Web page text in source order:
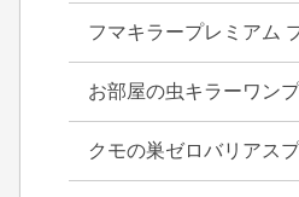
フマキラープレミアム
お部屋の虫キラーワン
クモの巣ゼロバリアス